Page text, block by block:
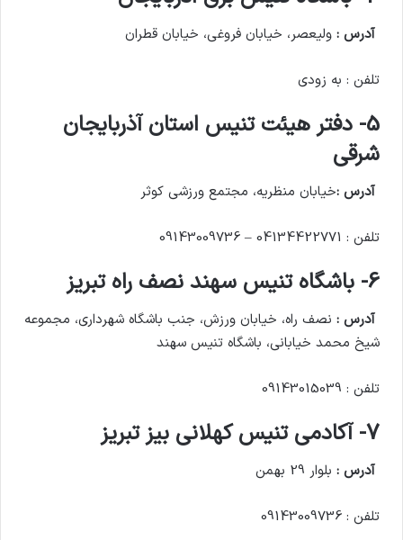
آدرس : ولیعصر، خیابان فروغی، خیابان قطران
تلفن : به زودی
5- دفتر هیئت تنیس استان آذربایجان
شرقی
آدرس :خیابان منظریه، مجتمع ورزشی کوثر
تلفن : 04134422771 – 09143009736
6- باشگاه تنیس سهند نصف راه تبریز
آدرس : نصف راه، خیابان ورزش، جنب باشگاه شهرداری، مجموعه
شیخ محمد خیابانی، باشگاه تنیس سهند
تلفن : 09143015039
7- آکادمی تنیس کهلانی بیز تبریز
آدرس : بلوار 29 بهمن
تلفن : 09143009736